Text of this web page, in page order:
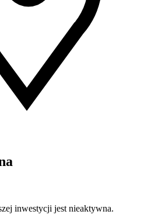
inwestycji jest nieaktywna.